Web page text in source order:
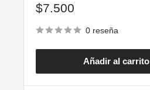
Precio
venta
$7.500
0 reseña
Añadir al carrito